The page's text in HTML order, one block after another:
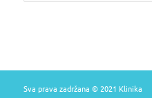
Sva prava zadržana © 2021 Klinika